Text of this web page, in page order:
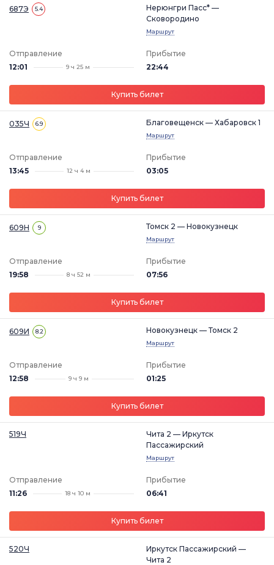
687Э 5.4
Нерюнгри Пасс* —
Сковородино
Маршрут
Отправление
12:01
9 ч 25 м
Прибытие
22:44
Купить билет
035Ч 6.9 Благовещенск — Хабаровск 1
Маршрут
Отправление
13:45
12 ч 4 м
Прибытие
03:05
Купить билет
609Н 9 Томск 2 — Новокузнецк
Маршрут
Отправление
19:58
8 ч 52 м
Прибытие
07:56
Купить билет
609И 8.2 Новокузнецк — Томск 2
Маршрут
Отправление
12:58
9 ч 9 м
Прибытие
01:25
Купить билет
519Ч
Чита 2 — Иркутск
Пассажирский
Маршрут
Отправление
11:26
18 ч 10 м
Прибытие
06:41
Купить билет
520Ч
Иркутск Пассажирский —
Чита 2